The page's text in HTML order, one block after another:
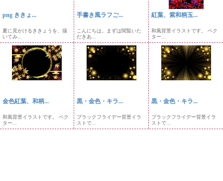
png ききょ...
夏に見かけるききょうを、描
いてみ...
手書き風ラフご...
こんにちは。まずは閲覧いた
だきあ...
紅葉、紫和柄玉...
和風背景イラストです。 ベク
ター...
金色紅葉、和柄...
和風背景イラストです。 ベク
ター...
黒・金色・キラ...
ブラックフライデー背景イラ
ストで...
黒・金色・キラ...
ブラックフライデー背景イラ
ストで...